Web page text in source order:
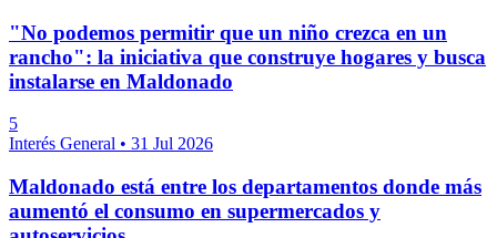
"No podemos permitir que un niño crezca en un
rancho": la iniciativa que construye hogares y busca
instalarse en Maldonado
5
Interés General • 31 Jul 2026
Maldonado está entre los departamentos donde más
aumentó el consumo en supermercados y